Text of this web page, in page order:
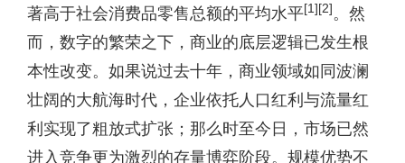
著高于社会消费品零售总额的平均水平[1] [2] 。然
而，数字的繁荣之下，商业的底层逻辑已发生根
本性改变。如果说过去十年，商业领域如同波澜
壮阔的大航海时代，企业依托人口红利与流量红
利实现了粗放式扩张；那么时至今日，市场已然
进入竞争更为激烈的存量博弈阶段。规模优势不